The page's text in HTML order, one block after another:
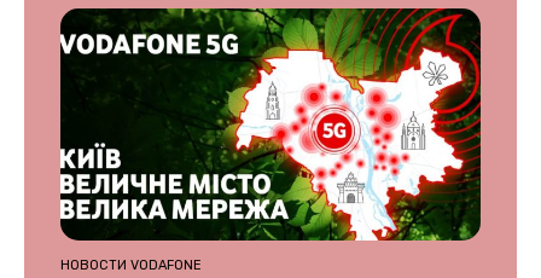
НОВОСТИ VODAFONE